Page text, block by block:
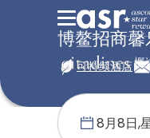
概
博鳌招商
可持续酒店
首页 馨乐庭服务公